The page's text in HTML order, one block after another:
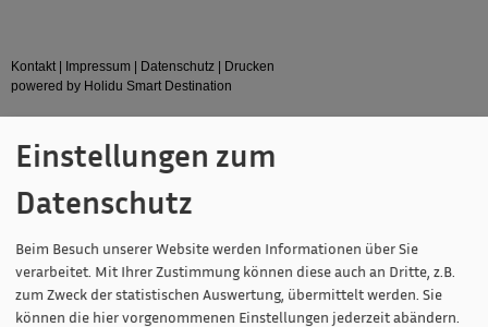
Kontakt| Impressum Datenschutz
Drucken
powered by Holidu Smart Destination
Einstellungen zum
Datenschutz
Beim Besuch unserer Website werden Informationen über Sie
verarbeitet. Mit Ihrer Zustimmung können diese auch an Dritte, z.B.
zum Zweck der statistischen Auswertung, übermittelt werden. Sie
können die hier vorgenommenen Einstellungen jederzeit abändern.